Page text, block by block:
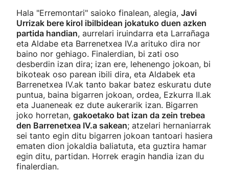
Hala "Erremontari" saioko finalean, alegia, Javi
Urrizak bere kirol ibilbidean jokatuko duen azken
partida handian, aurrelari iruindarra eta Larrañaga
eta Aldabe eta Barrenetxea IV.a arituko dira nor
baino nor gehiago. Finalerdian, bi zati oso
desberdin izan dira; izan ere, lehenengo jokoan, bi
bikoteak oso parean ibili dira, eta Aldabek eta
Barrenetxea IV.ak tanto bakar batez eskuratu dute
puntua, baina bigarren jokoan, ordea, Ezkurra II.ak
eta Juaneneak ez dute aukerarik izan. Bigarren
joko horretan, gakoetako bat izan da zein trebea
den Barrenetxea IV.a sakean; atzelari hernaniarrak
sei tanto egin ditu bigarren jokoan tantoari hasiera
ematen dion jokaldia baliatuta, eta guztira hamar
egin ditu, partidan. Horrek eragin handia izan du
finalerdian.